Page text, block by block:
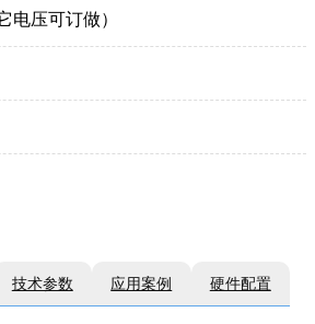
电压可订做）
技术参数 应用案例 硬件配置